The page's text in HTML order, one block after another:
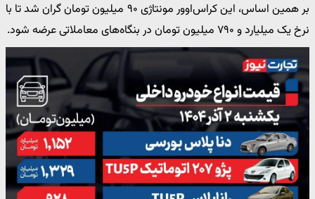
بر همین اساس، این کراس‌اوور مونتاژی ۹۰ میلیون تومان گران شد تا با
نرخ یک میلیارد و ۷۹۰ میلیون تومان در بنگاه‌های معاملاتی عرضه شود.